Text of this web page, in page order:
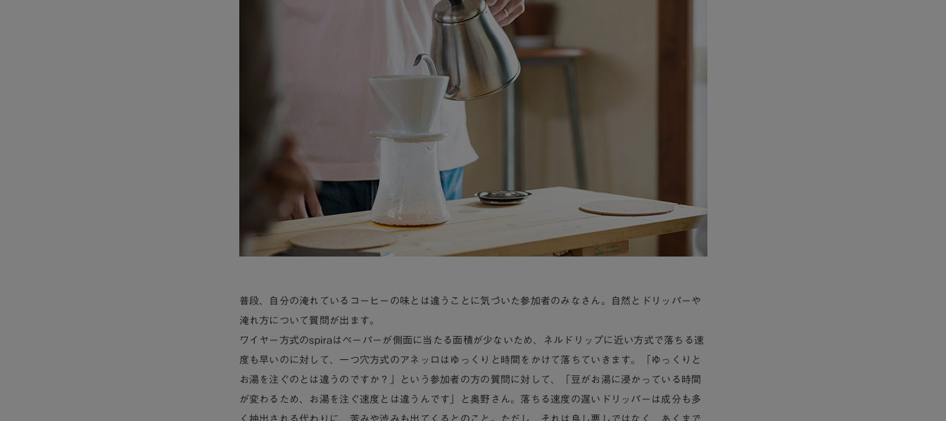
普段、自分の淹れているコーヒーの味とは違うことに気づいた参加者のみなさん。自然とドリッパーや
淹れ方について質問が出ます。
ワイヤー方式のspira はペーパーが側面に当たる面積が少ないため、ネルドリップに近い方式で落ちる速
度も早いのに対して、一つ穴方式のアネッロ はゆっくりと時間をかけて落ちていきます。「ゆっくりと
お湯を注ぐのとは違うのですか？」という参加者の方の質問に対して、「豆がお湯に浸かっている時間
が変わるため、お湯を注ぐ速度とは違うんです」と奥野さん。落ちる速度の遅いドリッパーは成分も多
く抽出される代わりに、苦みや渋みも出てくるとのこと。ただし、それは良し悪しではなく、あくまで